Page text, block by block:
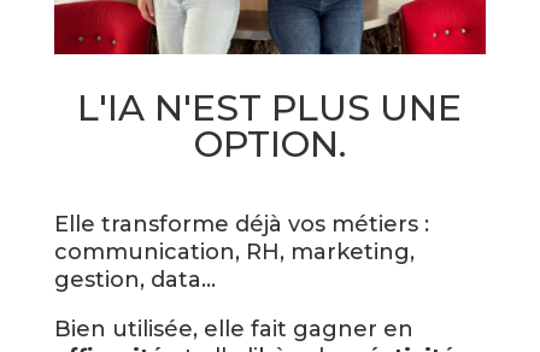
L'IA N'EST PLUS UNE
OPTION.
Elle transforme déjà vos métiers :
communication, RH, marketing,
gestion, data…
Bien utilisée, elle fait gagner en